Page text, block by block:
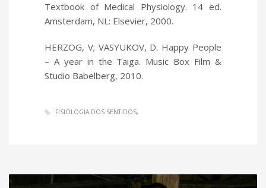
Textbook of Medical Physiology. 14 ed.
Amsterdam, NL: Elsevier, 2000.
HERZOG, V; VASYUKOV, D. Happy People
– A year in the Taiga. Music Box Film &
Studio Babelberg, 2010.
FISIOLOGIA DOS SENTIDOS